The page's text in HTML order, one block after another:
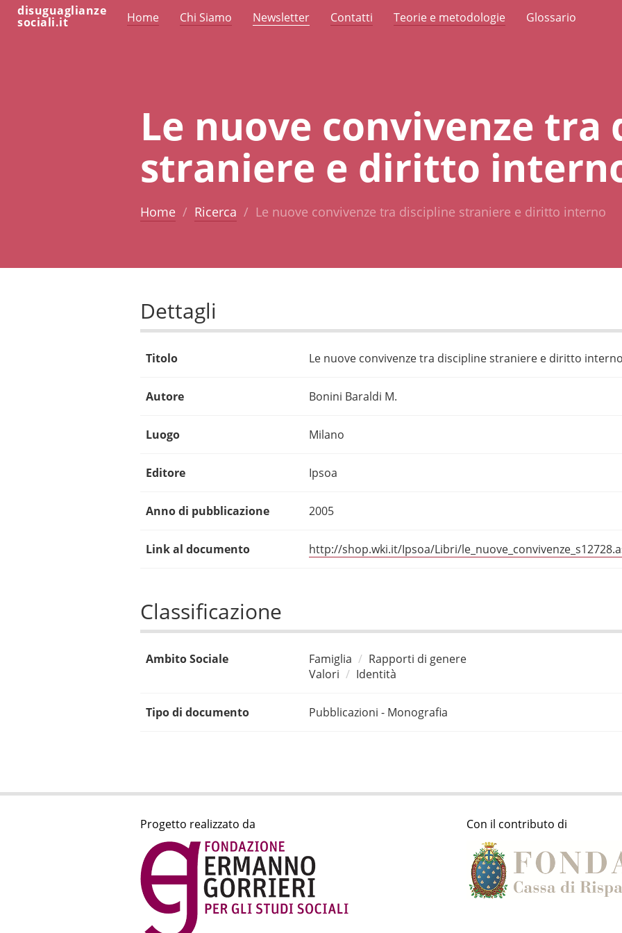
disuguaglianze
sociali.it Home Chi Siamo Newsletter Contatti Teorie e metodologie Glossario
Le nuove convivenze tra
straniere e diritto
Home Ricerca Le nuove convivenze tra discipline straniere e diritto interno
Dettagli
Titolo Le nuove convivenze tra discipline straniere e diritto interno
Autore Bonini Baraldi M.
Luogo Milano
Editore Ipsoa
Anno di pubblicazione 2005
Link al documento http://shop.wki.it/Ipsoa/Libri/
Classificazione
Ambito Sociale Famiglia
Rapporti di genere
Valori
Identità
Tipo di documento Pubblicazioni - Monografia
Progetto realizzato da Con il contributo di